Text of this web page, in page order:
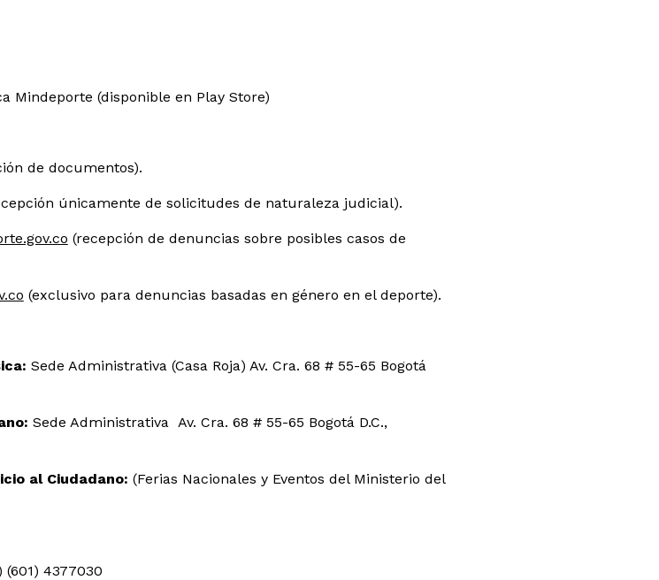
Mindeporte (disponible en Play Store)
de documentos).
únicamente de solicitudes de naturaleza judicial).
(recepción de denuncias sobre posibles casos de
(exclusivo para denuncias basadas en género en el deporte).
Sede Administrativa (Casa Roja) Av. Cra. 68 # 55-65 Bogotá
Sede Administrativa Av. Cra. 68 # 55-65 Bogotá D.C.,
al Ciudadano: (Ferias Nacionales y Eventos del Ministerio del
4377030